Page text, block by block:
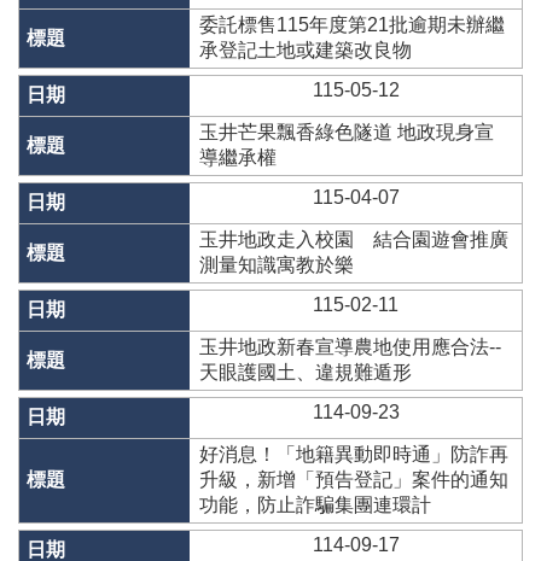
詢
民
服
務
民
意
流
下
載
專
主
專
其
委託標售115年度第21批逾期未辦繼
承登記土地或建築改良物
115-05-12
玉井芒果飄香綠色隧道 地政現身宣
導繼承權
115-04-07
玉井地政走入校園 結合園遊會推廣
測量知識寓教於樂
115-02-11
玉井地政新春宣導農地使用應合法--
天眼護國土、違規難遁形
114-09-23
好消息！「地籍異動即時通」防詐再
升級，新增「預告登記」案件的通知
功能，防止詐騙集團連環計
114-09-17